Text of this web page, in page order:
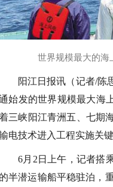
世界规模最大的海
阳江日报讯（记者/陈
始发的世界规模最大海
三峡阳江青洲五、七期
电技术进入工程实施关键
6月2日上午，记者搭
的半潜运输船平稳驻泊，